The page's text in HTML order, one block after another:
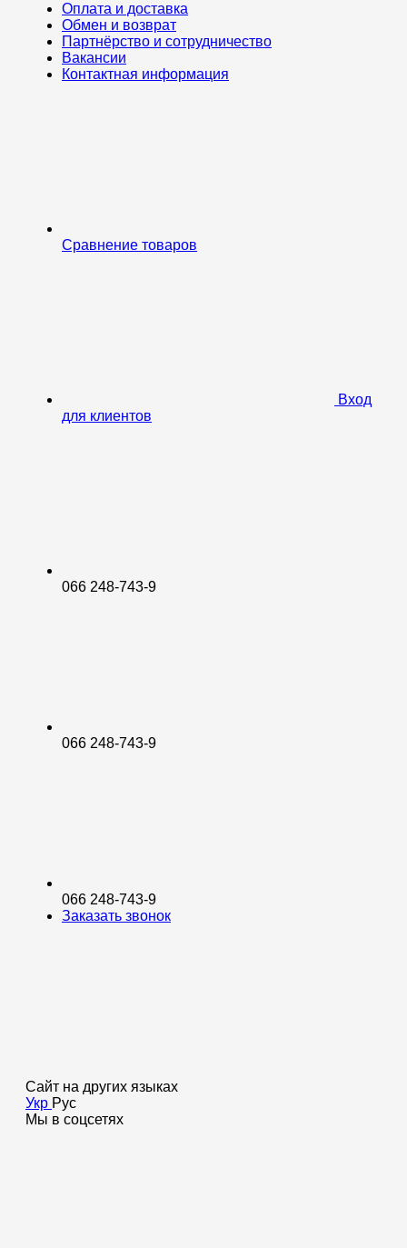
Оплата и доставка
Обмен и возврат
Партнёрство и сотрудничество
Вакансии
Контактная информация
Сравнение товаров
Вход
для клиентов
066 248-743-9
066 248-743-9
066 248-743-9
Заказать звонок
Сайт на других языках
Укр Рус
Мы в соцсетях